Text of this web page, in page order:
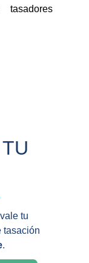
tu
tasación
.